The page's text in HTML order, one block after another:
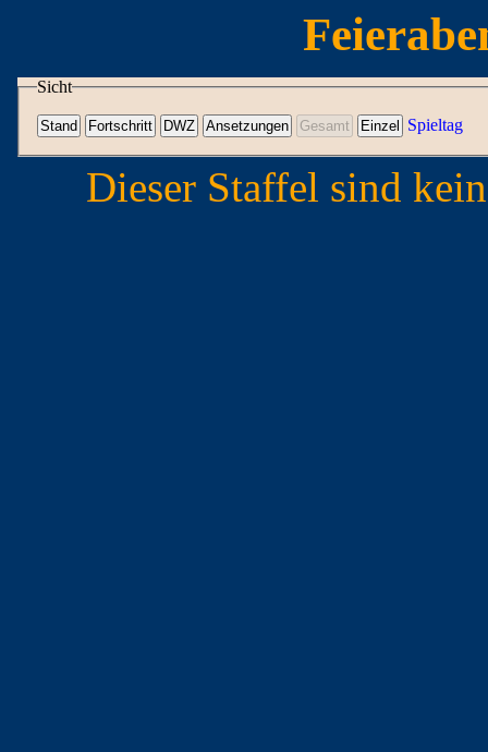
Sicht
Spieltag
Dieser Staffel sind